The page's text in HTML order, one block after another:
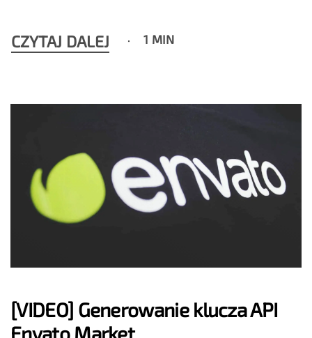
CZYTAJ DALEJ 1 MIN
[VIDEO] Generowanie klucza API
Envato Market